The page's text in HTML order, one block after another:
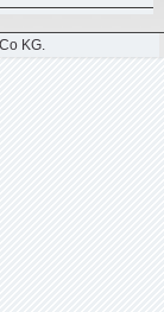
KG.